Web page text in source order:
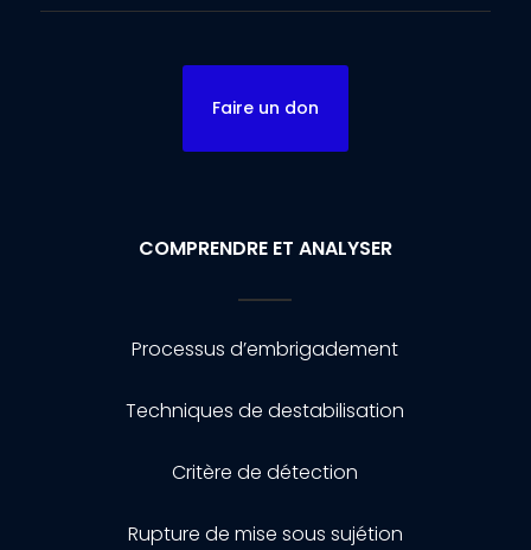
Faire un don
COMPRENDRE ET ANALYSER
Processus d’embrigadement
Techniques de destabilisation
Critère de détection
Rupture de mise sous sujétion